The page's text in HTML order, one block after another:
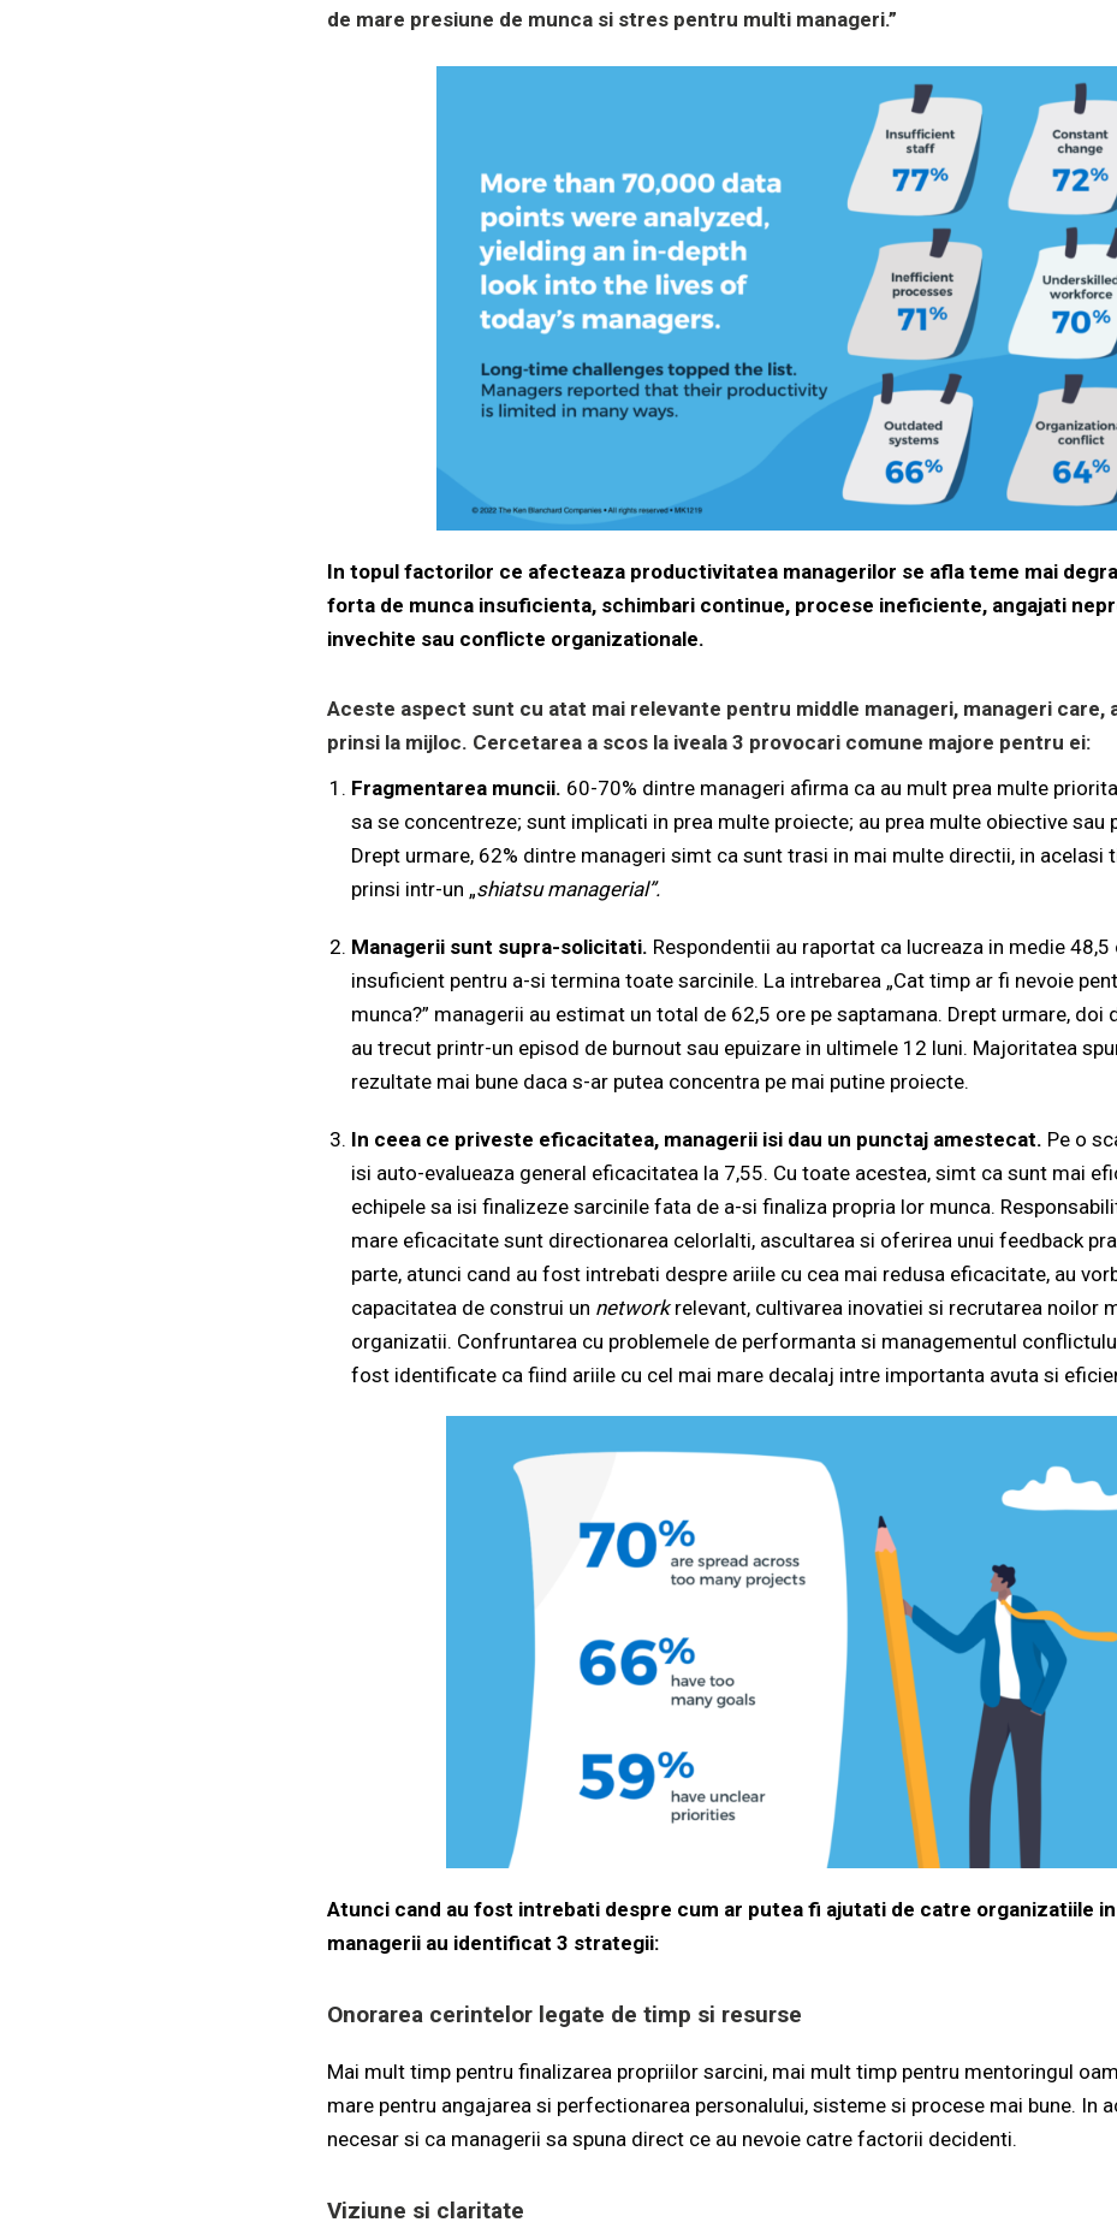
de mare presiune de munca si stres pentru multi manageri.”
In topul factorilor ce afecteaza productivitatea managerilor se afla teme mai
forta de munca insuficienta, schimbari continue, procese ineficiente, angajati
invechite sau conflicte organizationale.
Aceste aspect sunt cu atat mai relevante pentru middle manageri, manageri care,
prinsi la mijloc. Cercetarea a scos la iveala 3 provocari comune majore pentru ei:
Fragmentarea muncii. 60-70% dintre manageri afirma ca au mult prea multe
sa se concentreze; sunt implicati in prea multe proiecte; au prea multe obiective sau
Drept urmare, 62% dintre manageri simt ca sunt trasi in mai multe directii, in acelasi
prinsi intr-un „shiatsu managerial”.
Managerii sunt supra-solicitati. Respondentii au raportat ca lucreaza in medie 48,5
insuficient pentru a-si termina toate sarcinile. La intrebarea „Cat timp ar fi nevoie
munca?” managerii au estimat un total de 62,5 ore pe saptamana. Drept urmare, doi
au trecut printr-un episod de burnout sau epuizare in ultimele 12 luni. Majoritatea
rezultate mai bune daca s-ar putea concentra pe mai putine proiecte.
In ceea ce priveste eficacitatea, managerii isi dau un punctaj amestecat. Pe o
isi auto-evalueaza general eficacitatea la 7,55. Cu toate acestea, simt ca sunt mai
echipele sa isi finalizeze sarcinile fata de a-si finaliza propria lor munca.
mare eficacitate sunt directionarea celorlalti, ascultarea si oferirea unui feedback
parte, atunci cand au fost intrebati despre ariile cu cea mai redusa eficacitate, au
capacitatea de construi un networkrelevant, cultivarea inovatiei si recrutarea noilor
organizatii. Confruntarea cu problemele de performanta si managementul
fost identificate ca fiind ariile cu cel mai mare decalaj intre importanta avuta si
Atunci cand au fost intrebati despre cum ar putea fi ajutati de catre organizatiile
managerii au identificat 3 strategii:
Onorarea cerintelor legate de timp si resurse
Mai mult timp pentru finalizarea propriilor sarcini, mai mult timp pentru mentoringul
mare pentru angajarea si perfectionarea personalului, sisteme si procese mai bune. In
necesar si ca managerii sa spuna direct ce au nevoie catre factorii decidenti.
Viziune si claritate